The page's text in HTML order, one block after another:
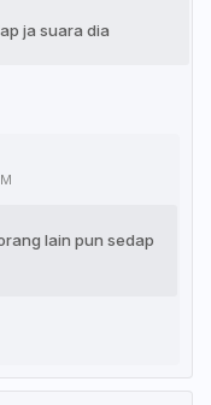
ja suara dia
lain pun sedap